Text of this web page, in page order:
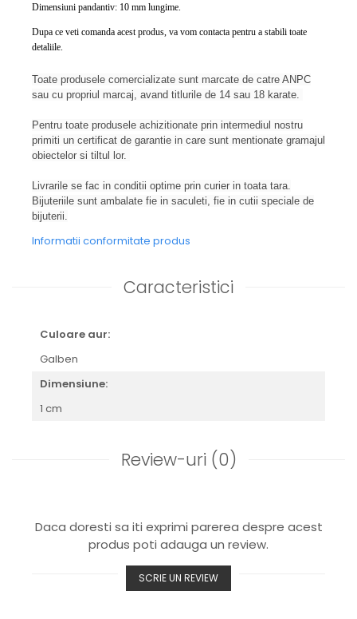
Dimensiuni pandantiv: 10 mm lungime.
Dupa ce veti comanda acest produs, va vom contacta pentru a stabili toate
detaliile.
Toate produsele comercializate sunt marcate de catre ANPC
sau cu propriul marcaj, avand titlurile de 14 sau 18 karate.
Pentru toate produsele achizitionate prin intermediul nostru
primiti un certificat de garantie in care sunt mentionate gramajul
obiectelor si tiltul lor.
Livrarile se fac in conditii optime prin curier in toata tara.
Bijuteriile sunt ambalate fie in saculeti, fie in cutii speciale de
bijuterii.
Informatii conformitate produs
Caracteristici
Culoare aur:
Galben
Dimensiune:
1 cm
Review-uri (0)
Daca doresti sa iti exprimi parerea despre acest
produs poti adauga un review.
SCRIE UN REVIEW